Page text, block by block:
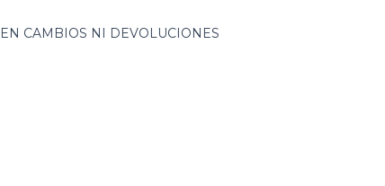
CAMBIOS NI DEVOLUCIONES